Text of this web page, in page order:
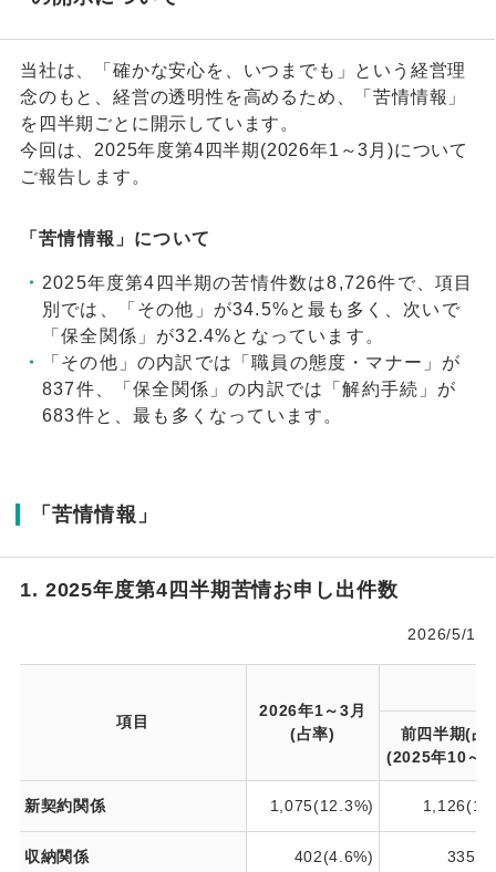
当社は、「確かな安心を、いつまでも」という経営理
念のもと、経営の透明性を高めるため、「苦情情報」
を四半期ごとに開示しています。
今回は、2025年度第4四半期(2026年1～3月)について
ご報告します。
「苦情情報」について
2025年度第4四半期の苦情件数は8,726件で、項目
別では、「その他」が34.5%と最も多く、次いで
「保全関係」が32.4%となっています。
「その他」の内訳では「職員の態度・マナー」が
837件、「保全関係」の内訳では「解約手続」が
683件と、最も多くなっています。
「苦情情報」
1. 2025年度第4四半期苦情お申し出件数
2026/5/1
項目
2026年1～3月
(占率)
前四半期(占
(2025年10～
新契約関係 1,075(12.3%)
収納関係 402(4.6%)